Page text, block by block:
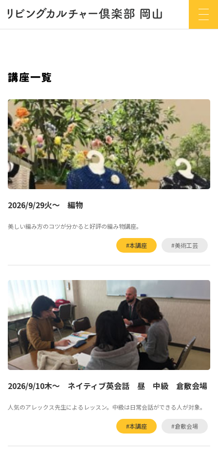
講座一覧
2026/9/29火～ 編物
美しい編み方のコツが分かると好評の編み物講座。
#本講座 #美術工芸
2026/9/10木～ ネイティブ英会話 昼 中級 倉敷会場
人気のアレックス先生によるレッスン。中級は日常会話ができる人が対象。
#本講座 #倉敷会場